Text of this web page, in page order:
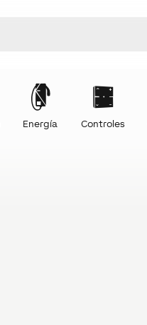
Energía Controles